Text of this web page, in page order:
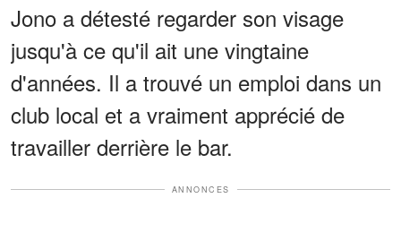
Jono a détesté regarder son visage
jusqu'à ce qu'il ait une vingtaine
d'années. Il a trouvé un emploi dans un
club local et a vraiment apprécié de
travailler derrière le bar.
ANNONCES